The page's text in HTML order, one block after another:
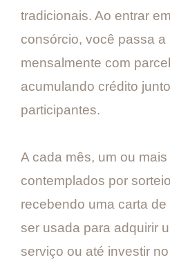
tradicionais. Ao entrar
consórcio, você passa a
mensalmente com
acumulando crédito
participantes.
A cada mês, um ou
contemplados por
recebendo uma carta
ser usada para adquirir
serviço ou até investir